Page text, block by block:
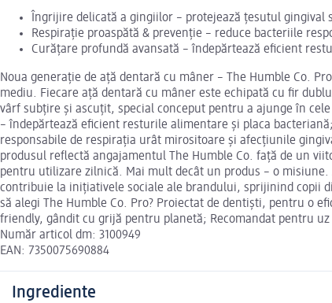
Îngrijire delicată a gingiilor – protejează țesutul gingival
Respirație proaspătă & prevenție – reduce bacteriile
Curățare profundă avansată – îndepărtează eficient
Noua generație de ață dentară cu mâner – The Humble Co.
mediu. Fiecare ață dentară cu mâner este echipată cu fir
vârf subțire și ascuțit, special conceput pentru a ajunge în
– îndepărtează eficient resturile alimentare și placa
responsabile de respirația urât mirositoare și afecțiunile
produsul reflectă angajamentul The Humble Co. față de un
pentru utilizare zilnică. Mai mult decât un produs – o
contribuie la inițiativele sociale ale brandului, sprijinind copii
să alegi The Humble Co. Pro? Proiectat de dentiști, pentru o
friendly, gândit cu grijă pentru planetă; Recomandat pentru
Număr articol dm: 3100949
EAN: 7350075690884
Ingrediente